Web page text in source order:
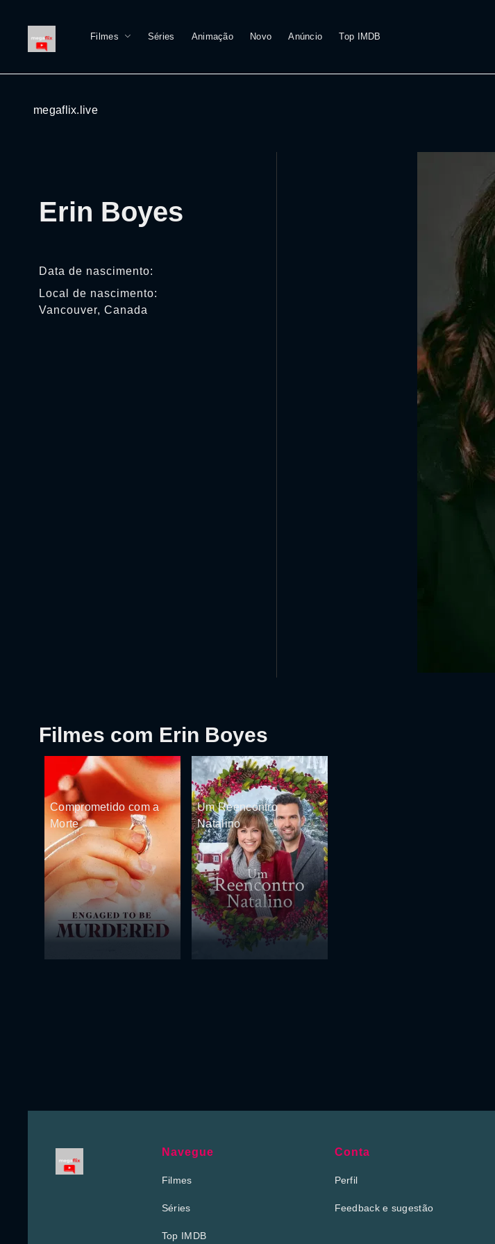
Filmes Séries Animação Novo Anúncio Top IMDB
megaflix.live
Erin Boyes
Data de nascimento:
Local de nascimento:
Vancouver, Canada
Filmes com Erin Boyes
Comprometido com a
Morte
Um Reencontro
Natalino
Navegue
Filmes
Séries
Top IMDB
Conta
Perfil
Feedback e sugestão